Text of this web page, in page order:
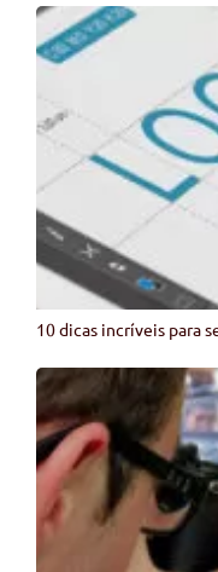
10 dicas incríveis para